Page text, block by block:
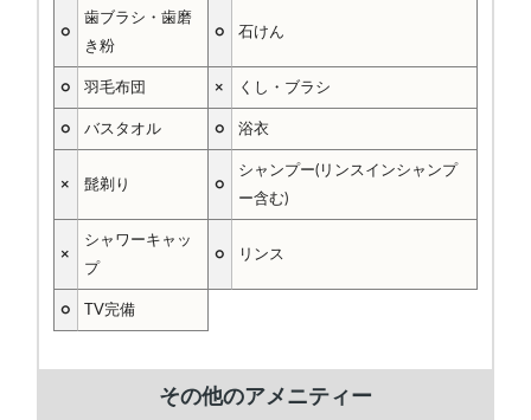
○
歯ブラシ・歯磨
き粉
○ 石けん
○ 羽毛布団 × くし・ブラシ
○ バスタオル ○ 浴衣
× 髭剃り ○
シャンプー(リンスインシャンプ
ー含む)
×
シャワーキャッ
プ
○ リンス
○ TV完備
その他のアメニティー